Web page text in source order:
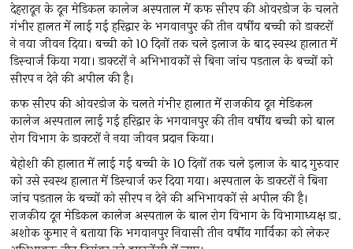
देहरादून के दून मेडिकल कालेज अस्पताल में कफ सीरप की ओवरडोज के चलते
गंभीर हालत में लाई गई हरिद्वार के भगवानपुर की तीन वर्षीय बच्ची को डाक्टरों
ने नया जीवन दिया। बच्ची को 10 दिनों तक चले इलाज के बाद स्वस्थ हालात में
डिस्चार्ज किया गया। डाक्टरों ने अभिभावकों से बिना जांच पड़ताल के बच्चों को
सीरप न देने की अपील की है।
कफ सीरप की ओवरडोज के चलते गंभीर हालात में राजकीय दून मेडिकल
कालेज अस्पताल लाई गई हरिद्वार के भगवानपुर की तीन वर्षीय बच्ची को बाल
रोग विभाग के डाक्टराें ने नया जीवन प्रदान किया।
बेहोशी की हालात में लाई गई बच्ची के 10 दिनाें तक चले इलाज के बाद गुरुवार
को उसे स्वस्थ हालात में डिस्चार्ज कर दिया गया। अस्पताल के डाक्टरों ने बिना
जांच पड़ताल के बच्चों को सीरप न देने की अभिभावकों से अपील की है।
राजकीय दून मेडिकल कालेज अस्पताल के बाल रोग विभाग के विभागाध्यक्ष डा.
अशोक कुमार ने बताया कि भगवानपुर निवासी तीन वर्षीय गार्विका को लेकर